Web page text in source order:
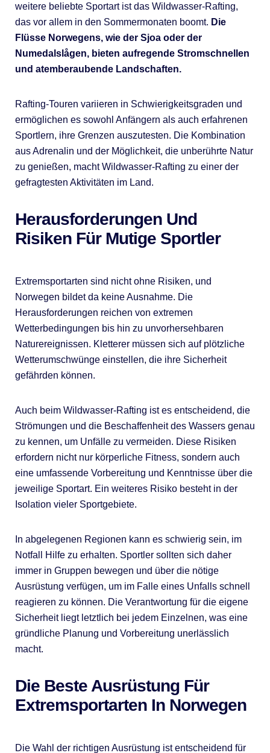
weitere beliebte Sportart ist das Wildwasser-Rafting,
das vor allem in den Sommermonaten boomt. Die
Flüsse Norwegens, wie der Sjoa oder der
Numedalslågen, bieten aufregende Stromschnellen
und atemberaubende Landschaften.
Rafting-Touren variieren in Schwierigkeitsgraden und
ermöglichen es sowohl Anfängern als auch erfahrenen
Sportlern, ihre Grenzen auszutesten. Die Kombination
aus Adrenalin und der Möglichkeit, die unberührte Natur
zu genießen, macht Wildwasser-Rafting zu einer der
gefragtesten Aktivitäten im Land.
Herausforderungen Und
Risiken Für Mutige Sportler
Extremsportarten sind nicht ohne Risiken, und
Norwegen bildet da keine Ausnahme. Die
Herausforderungen reichen von extremen
Wetterbedingungen bis hin zu unvorhersehbaren
Naturereignissen. Kletterer müssen sich auf plötzliche
Wetterumschwünge einstellen, die ihre Sicherheit
gefährden können.
Auch beim Wildwasser-Rafting ist es entscheidend, die
Strömungen und die Beschaffenheit des Wassers genau
zu kennen, um Unfälle zu vermeiden. Diese Risiken
erfordern nicht nur körperliche Fitness, sondern auch
eine umfassende Vorbereitung und Kenntnisse über die
jeweilige Sportart. Ein weiteres Risiko besteht in der
Isolation vieler Sportgebiete.
In abgelegenen Regionen kann es schwierig sein, im
Notfall Hilfe zu erhalten. Sportler sollten sich daher
immer in Gruppen bewegen und über die nötige
Ausrüstung verfügen, um im Falle eines Unfalls schnell
reagieren zu können. Die Verantwortung für die eigene
Sicherheit liegt letztlich bei jedem Einzelnen, was eine
gründliche Planung und Vorbereitung unerlässlich
macht.
Die Beste Ausrüstung Für
Extremsportarten In Norwegen
Die Wahl der richtigen Ausrüstung ist entscheidend für